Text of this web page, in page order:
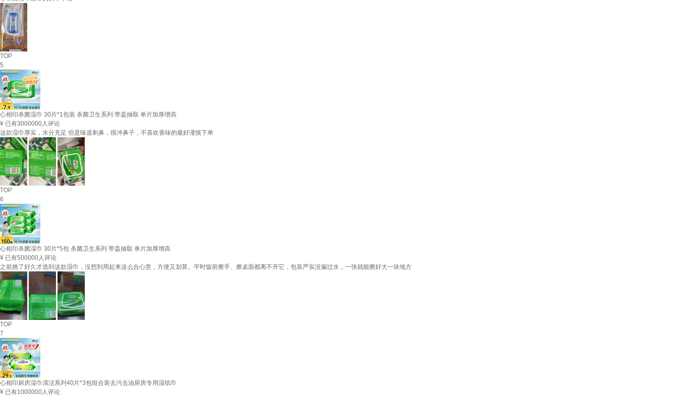
TOP
5
心相印杀菌湿巾 30片*1包装 杀菌卫生系列 带盖抽取 单片加厚增高
¥ 已有3000000人评论
这款湿巾厚实，水分充足 但是味道刺鼻，很冲鼻子，不喜欢香味的最好谨慎下单
TOP
6
心相印杀菌湿巾 30片*5包 杀菌卫生系列 带盖抽取 单片加厚增高
¥ 已有500000人评论
之前挑了好久才选到这款湿巾，没想到用起来这么合心意，方便又划算。平时饭前擦手、擦桌面都离不开它，包装严实没漏过水，一张就能擦好大一块地方
TOP
7
心相印厨房湿巾清洁系列40片*3包组合装去污去油厨房专用湿纸巾
¥ 已有1000000人评论